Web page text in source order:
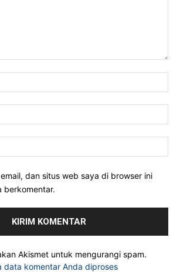
dan situs web saya di browser ini
berkomentar.
Akismet untuk mengurangi spam.
data komentar Anda diproses